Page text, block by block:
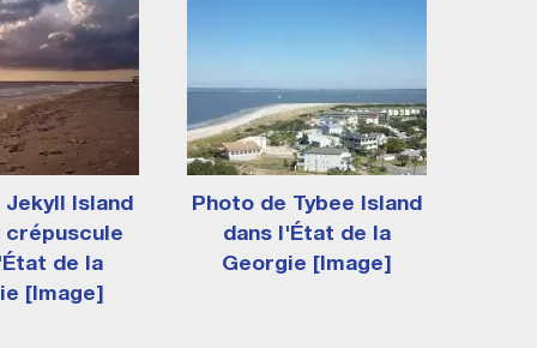
Island
crépuscule
de la
[Image]
Photo de Tybee Island
dans l'État de la
Georgie [Image]